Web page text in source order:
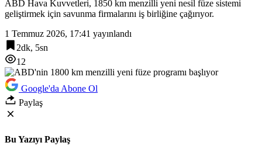
ABD Hava Kuvvetleri, 1850 km menzilli yeni nesil füze sistemi
geliştirmek için savunma firmalarını iş birliğine çağırıyor.
1 Temmuz 2026, 17:41 yayınlandı
2dk, 5sn
12
Google'da Abone Ol
Paylaş
Bu Yazıyı Paylaş